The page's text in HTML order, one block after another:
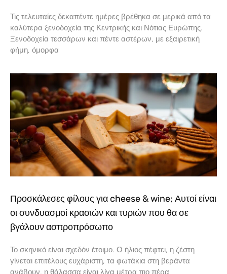
Τις τελευταίες δεκαπέντε ημέρες βρέθηκα σε μερικά από τα
καλύτερα ξενοδοχεία της Κεντρικής και Νότιας Ευρώπης.
Ξενοδοχεία τεσσάρων και πέντε αστέρων, με εξαιρετική
φήμη, όμορφα
Προσκάλεσες φίλους για cheese & wine; Αυτοί είναι
οι συνδυασμοί κρασιών και τυριών που θα σε
βγάλουν ασπροπρόσωπο
Το σκηνικό είναι σχεδόν έτοιμο. Ο ήλιος πέφτει, η ζέστη
γίνεται επιτέλους ευχάριστη, τα φωτάκια στη βεράντα
ανάβουν, η θάλασσα είναι λίγα μέτρα πιο πέρα